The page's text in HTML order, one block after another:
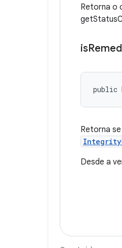
Retorna o
is
public
Retorna
Desde a